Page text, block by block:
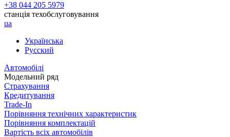
+38 044 205 5979
станція техобслуговування
ua
Українська
Русский
Автомобілі
Модельний ряд
Страхування
Кредитування
Trade-In
Порівняння технічних характеристик
Порівняння комплектацій
Вартість всіх автомобілів